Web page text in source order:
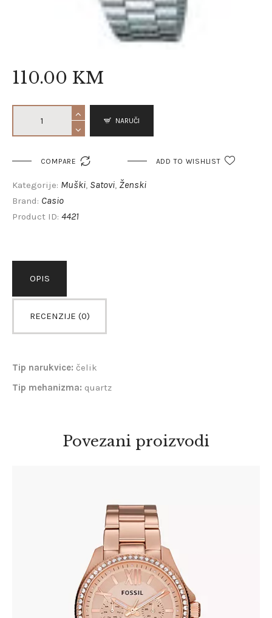
110.00 KM
NARUČI
COMPARE  ADD TO WISHLIST
Kategorije: Muški Satovi Ženski
Brand: Casio
Product ID: 4421
OPIS
RECENZIJE (0)
Tip narukvice: čelik
Tip mehanizma: quartz
Povezani proizvodi
FOSSIL AM4483
380.00 KM